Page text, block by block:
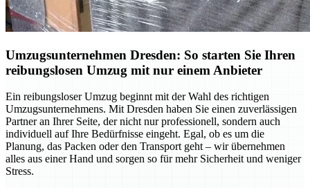
Umzugsunternehmen Dresden: So starten Sie Ihren
reibungslosen Umzug mit nur einem Anbieter
Ein reibungsloser Umzug beginnt mit der Wahl des richtigen
Umzugsunternehmens. Mit Dresden haben Sie einen zuverlässigen
Partner an Ihrer Seite, der nicht nur professionell, sondern auch
individuell auf Ihre Bedürfnisse eingeht. Egal, ob es um die
Planung, das Packen oder den Transport geht – wir übernehmen
alles aus einer Hand und sorgen so für mehr Sicherheit und weniger
Stress.